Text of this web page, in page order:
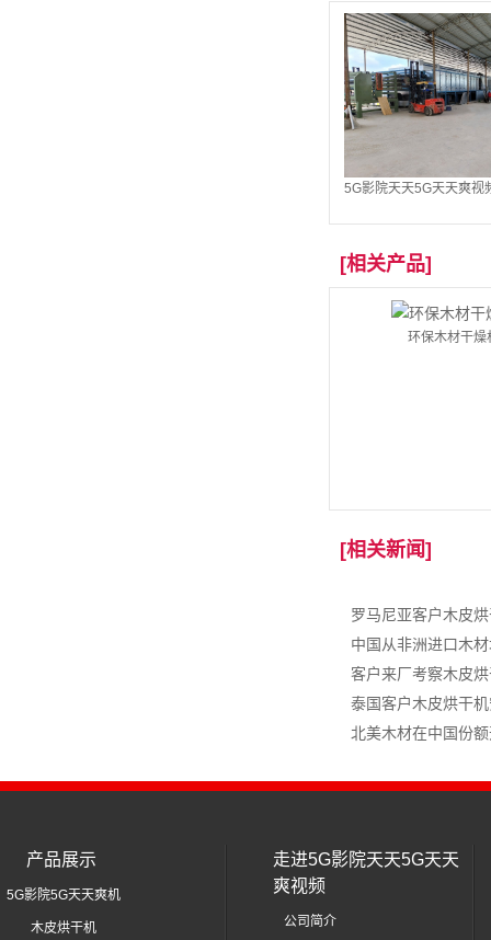
5G影院天天5G天天爽视
[相关产品]
环保木材干燥
桉木皮烘干
[相关新闻]
罗马尼亚客户木皮
中国从非洲进口木
客户来厂考察木皮
泰国客户木皮烘干
北美木材在中国份
产品展示
5G影院5G天天爽机
木皮烘干机
走进5G影院天天5G天天
爽视频
公司简介